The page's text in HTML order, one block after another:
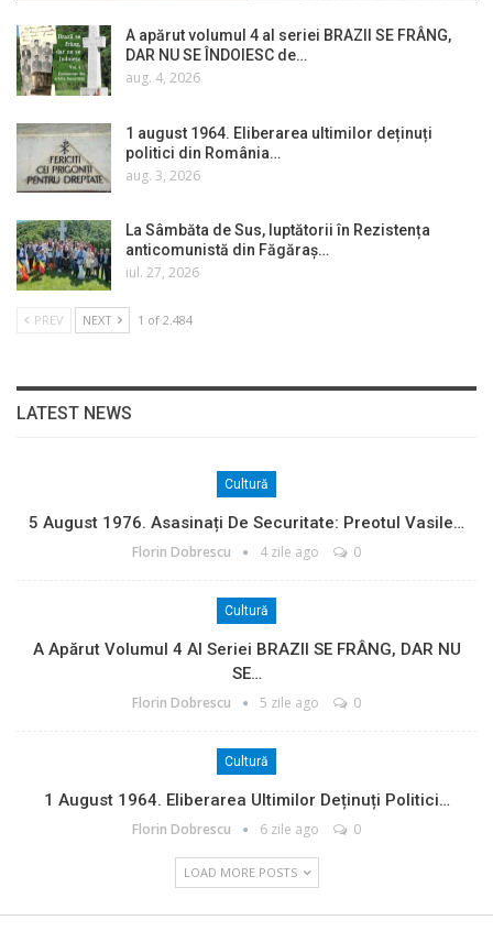
A apărut volumul 4 al seriei BRAZII SE FRÂNG,
DAR NU SE ÎNDOIESC de…
aug. 4, 2026
1 august 1964. Eliberarea ultimilor deținuți
politici din România…
aug. 3, 2026
La Sâmbăta de Sus, luptătorii în Rezistența
anticomunistă din Făgăraș…
iul. 27, 2026
PREV NEXT 1 of 2.484
LATEST NEWS
Cultură
5 August 1976. Asasinați De Securitate: Preotul Vasile…
Florin Dobrescu 4 zile ago 0
Cultură
A Apărut Volumul 4 Al Seriei BRAZII SE FRÂNG, DAR NU
SE…
Florin Dobrescu 5 zile ago 0
Cultură
1 August 1964. Eliberarea Ultimilor Deținuți Politici…
Florin Dobrescu 6 zile ago 0
LOAD MORE POSTS